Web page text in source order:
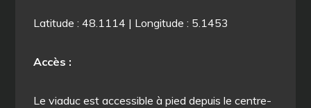
Latitude : 48.1114 | Longitude : 5.1453
Accès :
Le viaduc est accessible à pied depuis le centre-